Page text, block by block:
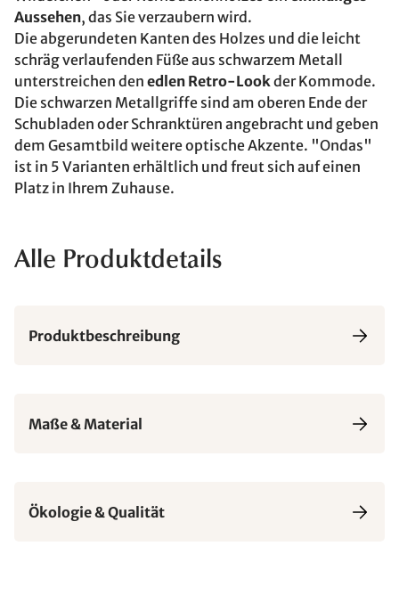
Aussehen, das Sie verzaubern wird.
Die abgerundeten Kanten des Holzes und die leicht
schräg verlaufenden Füße aus schwarzem Metall
unterstreichen den edlen Retro-Lookder Kommode.
Die schwarzen Metallgriffe sind am oberen Ende der
Schubladen oder Schranktüren angebracht und geben
dem Gesamtbild weitere optische Akzente. "Ondas"
ist in 5 Varianten erhältlich und freut sich auf einen
Platz in Ihrem Zuhause.
Alle Produktdetails
Produktbeschreibung
Maße & Material
Ökologie & Qualität